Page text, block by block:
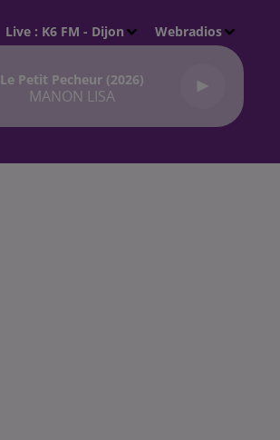
Live : K6 FM - Dijon Webradios
Le Petit Pecheur (2026)
MANON LISA